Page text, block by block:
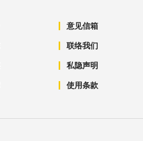
意见信箱
联络我们
私隐声明
使用条款